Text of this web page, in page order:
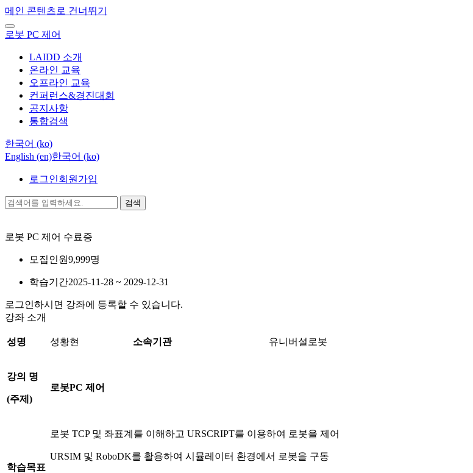
메인 콘텐츠로 건너뛰기
로봇 PC 제어
LAIDD 소개
온라인 교육
오프라인 교육
컨퍼런스&경진대회
공지사항
통합검색
한국어 ‎(ko)‎
English ‎(en)‎한국어 ‎(ko)‎
로그인회원가입
검색
로봇 PC 제어 수료증
모집인원9,999명
학습기간2025-11-28 ~ 2029-12-31
로그인하시면 강좌에 등록할 수 있습니다.
강좌 소개
성명 성황현 소속기관 유니버설로봇
강의 명
(주제 )
로봇PC 제어
학습목표
로봇 TCP 및 좌표계를 이해하고 URSCRIPT를 이용하여 로봇을 제어
URSIM 및 RoboDK를 활용하여 시뮬레이터 환경에서 로봇을 구동